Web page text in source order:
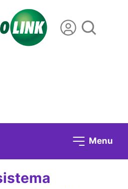
Menu